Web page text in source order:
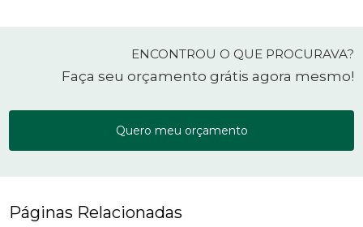
ENCONTROU O QUE PROCURAVA?
Faça seu orçamento grátis agora mesmo!
Quero meu orçamento
Páginas Relacionadas